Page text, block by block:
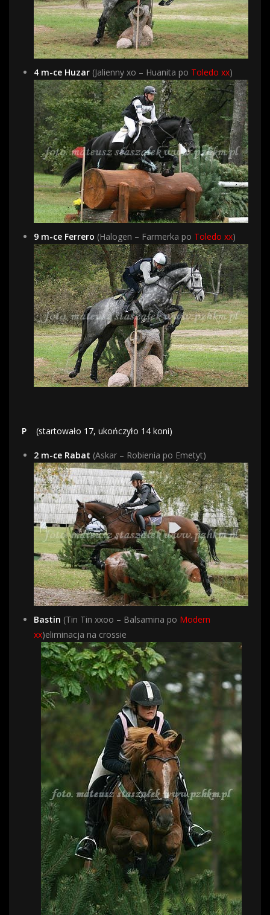
4 m-ce Huzar (Jalienny xo – Huanita po Toledo xx)
9 m-ce Ferrero (Halogen – Farmerka po Toledo xx)
P (startowało 17, ukończyło 14 koni)
2 m-ce Rabat (Askar – Robienia po Emetyt)
Bastin (Tin Tin xxoo – Balsamina po Modern
xx)eliminacja na crossie